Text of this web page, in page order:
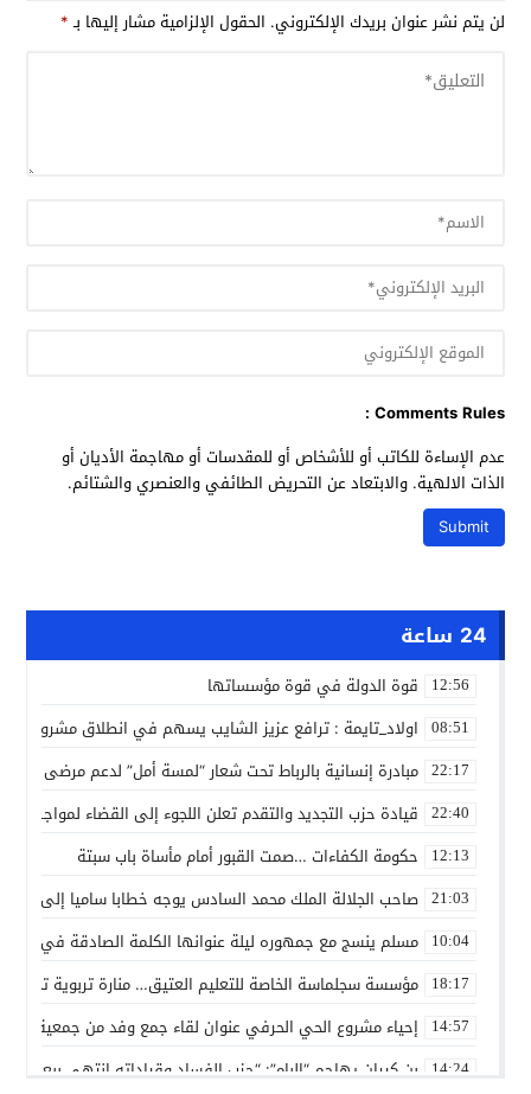
لن يتم نشر عنوان بريدك الإلكتروني. الحقول الإلزامية مشار إليها بـ*
Comments Rules :
عدم الإساءة للكاتب أو للأشخاص أو للمقدسات أو مهاجمة الأديان أو
الذات الالهية. والابتعاد عن التحريض الطائفي والعنصري والشتائم.
24 ساعة
12:56 قوة الدولة في قوة مؤسساتها
08:51 اولاد_تايمة : ترافع عزيز الشايب يسهم في انطلاق مشروع
22:17 مبادرة إنسانية بالرباط تحت شعار “لمسة أمل” لدعم مرضى
22:40 قيادة حزب التجديد والتقدم تعلن اللجوء إلى القضاء لمواجهة
12:13 حكومة الكفاءات …صمت القبور أمام مأساة باب سبتة
21:03 صاحب الجلالة الملك محمد السادس يوجه خطابا ساميا إلى
10:04 مسلم ينسج مع جمهوره ليلة عنوانها الكلمة الصادقة في
18:17 مؤسسة سجلماسة الخاصة للتعليم العتيق… منارة تربوية تجمع
14:57 إحياء مشروع الحي الحرفي عنوان لقاء جمع وفد من جمعية
14:24 بن كيران يهاجم “البام”: “حزب الفساد وقياداته انتهى